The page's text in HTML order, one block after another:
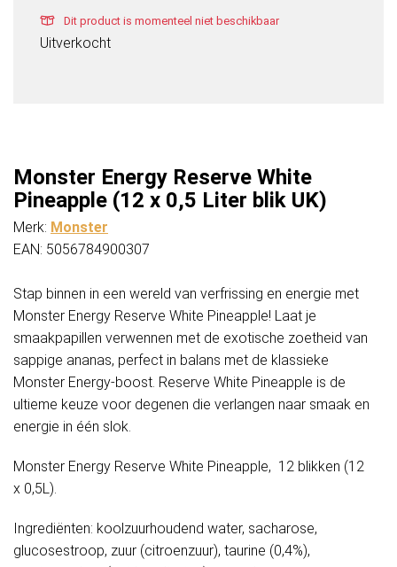
Dit product is momenteel niet beschikbaar
Uitverkocht
Monster Energy Reserve White
Pineapple (12 x 0,5 Liter blik UK)
Merk: Monster
EAN: 5056784900307
Stap binnen in een wereld van verfrissing en energie met
Monster Energy Reserve White Pineapple! Laat je
smaakpapillen verwennen met de exotische zoetheid van
sappige ananas, perfect in balans met de klassieke
Monster Energy-boost. Reserve White Pineapple is de
ultieme keuze voor degenen die verlangen naar smaak en
energie in één slok.
Monster Energy Reserve White Pineapple, 12 blikken (12
x 0,5L).
Ingrediënten: koolzuurhoudend water, sacharose,
glucosestroop, zuur (citroenzuur), taurine (0,4%),